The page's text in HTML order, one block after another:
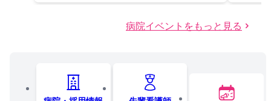
病院イベントをもっと見る